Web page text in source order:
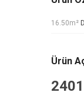
16.50m²
Ürün